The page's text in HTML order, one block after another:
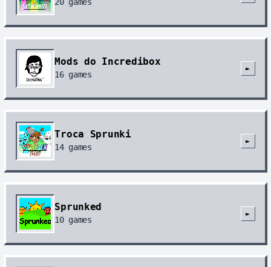
20games
Mods do Incredibox
16games
►
Troca Sprunki
14games
►
Sprunked
10games
►